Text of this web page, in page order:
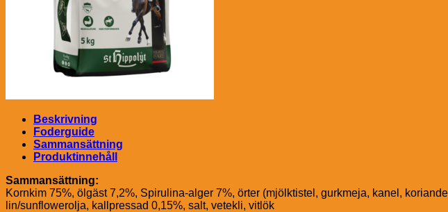
Beskrivning
Foderguide
Sammansättning
Produktinnehåll
Sammansättning:
Kornkim 75%, ölgäst 7,2%, Spirulina-alger 7%, örter (mjölktistel, gurkmeja, kanel,
lin/sunflowerolja, kallpressad 0,15%, salt, vetekli, vitlök